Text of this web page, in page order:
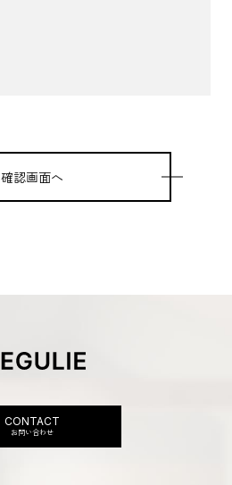
確認画面へ
CONTACT
お問い合わせ